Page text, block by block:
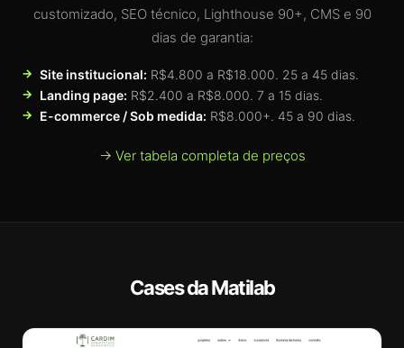
customizado, SEO técnico, Lighthouse 90+, CMS e 90
dias de garantia:
Site institucional: R$4.800 a R$18.000. 25 a 45 dias.
Landing page: R$2.400 a R$8.000. 7 a 15 dias.
E-commerce / Sob medida: R$8.000+. 45 a 90 dias.
→ Ver tabela completa de preços
Cases da Matilab